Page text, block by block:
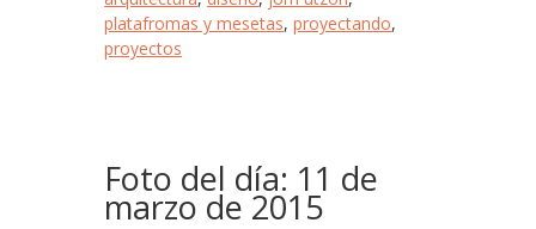
platafromas y mesetas,proyectando,
proyectos
Foto del día: 11 de
marzo de 2015